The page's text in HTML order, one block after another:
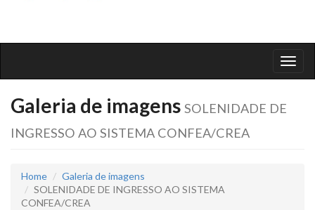
Galeria de imagens SOLENIDADE DE
INGRESSO AO SISTEMA CONFEA/CREA
Home
Galeria de imagens
SOLENIDADE DE INGRESSO AO SISTEMA
CONFEA/CREA